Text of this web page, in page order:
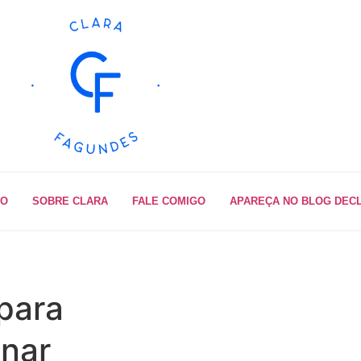
SOBRE CLARA FALE COMIGO APAREÇA NO BLOG